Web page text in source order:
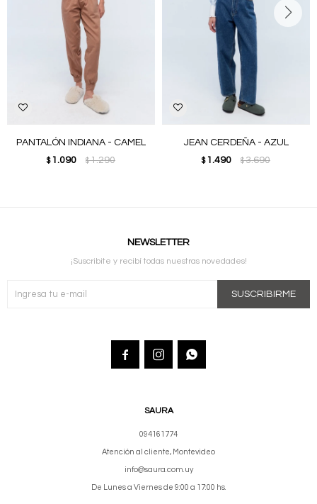
PANTALÓN INDIANA - CAMEL
$ 1.090 $1.290
JEAN CERDEÑA - AZUL
$ 1.490 $3.690
SAURA
094161774
Atención al cliente, Montevideo
info@saura.com.uy
De Lunes a Viernes de 9:00 a 17:00 hs.
NEWSLETTER
¡Suscribite y recibí todas nuestras novedades!
SUSCRIBIRME
  